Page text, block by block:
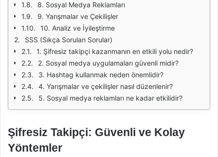
8. Sosyal Medya Reklamları
9. Yarışmalar ve Çekilişler
10. Analiz ve İyileştirme
SSS (Sıkça Sorulan Sorular)
1. Şifresiz takipçi kazanmanın en etkili yolu nedir?
2. Sosyal medya uygulamaları güvenli midir?
3. Hashtag kullanmak neden önemlidir?
4. Yarışmalar ve çekilişler nasıl düzenlenir?
5. Sosyal medya reklamları ne kadar etkilidir?
Şifresiz Takipçi: Güvenli ve Kolay
Yöntemler